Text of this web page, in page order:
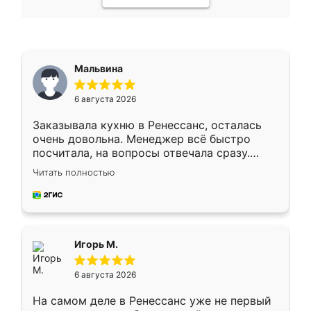
Мальвина
6 августа 2026
Заказывала кухню в Ренессанс, осталась
очень довольна. Менеджер всё быстро
посчитала, на вопросы отвечала сразу.
Замерщик приехал в субботу, подошёл к
делу со всей ответственностью. Собрали
за день, ребята работали аккуратно, даже
Читать полностью
Игорь М.
6 августа 2026
На самом деле в Ренессанс уже не первый